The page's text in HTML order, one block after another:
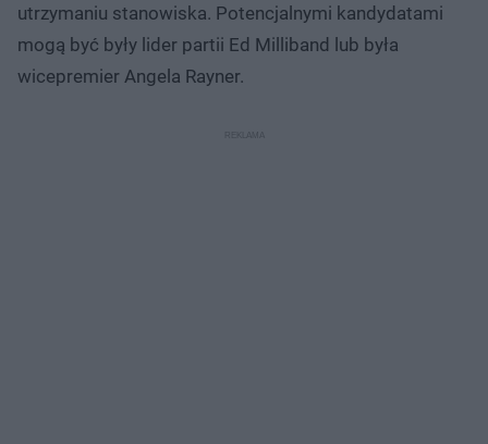
utrzymaniu stanowiska. Potencjalnymi kandydatami
mogą być były lider partii Ed Milliband lub była
wicepremier Angela Rayner.